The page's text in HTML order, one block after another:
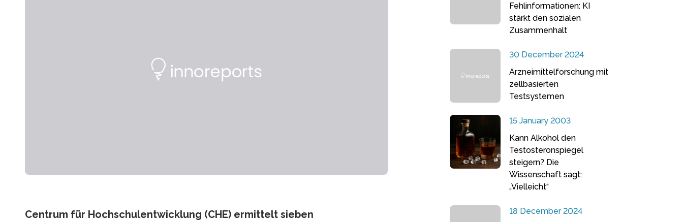
Centrum für Hochschulentwicklung (CHE) ermittelt sieben
Fehlinformationen: KI
stärkt den sozialen
Zusammenhalt
30 December 2024
Arzneimittelforschung mit
zellbasierten
Testsystemen
15 January 2003
Kann Alkohol den
Testosteronspiegel
steigern? Die
Wissenschaft sagt:
„Vielleicht“
18 December 2024